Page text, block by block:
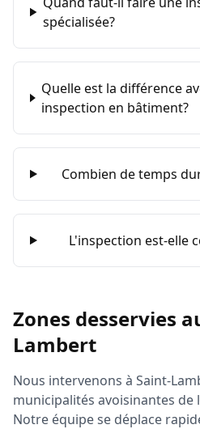
spécialisée?
Quelle est la différence
inspection en bâtiment?
Combien de temps
L'inspection est-elle
Zones desservies
Lambert
Nous intervenons à Saint-
municipalités avoisinantes de
Notre équipe se déplace